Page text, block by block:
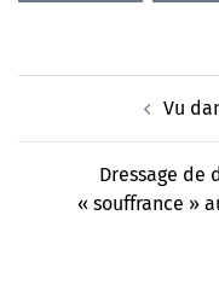
Vu
Dressage de
« souffrance »